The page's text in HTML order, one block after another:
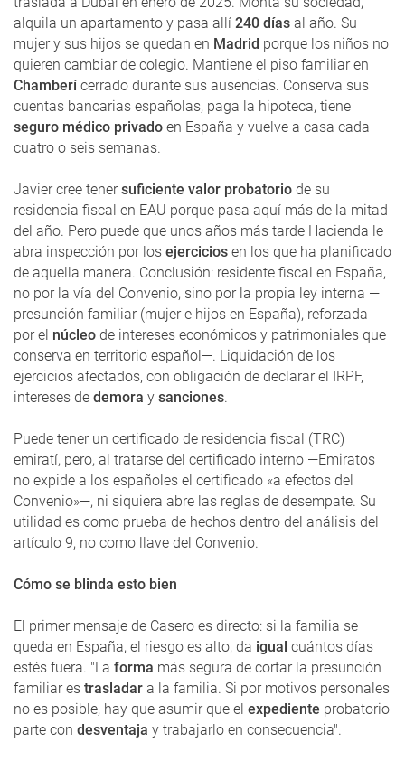
alquila un apartamento y pasa allí 240 días al año. Su
mujer y sus hijos se quedan en Madrid porque los niños no
quieren cambiar de colegio. Mantiene el piso familiar en
Chamberícerrado durante sus ausencias. Conserva sus
cuentas bancarias españolas, paga la hipoteca, tiene
seguro médico privado en España y vuelve a casa cada
cuatro o seis semanas.
Javier cree tenersuficiente valor probatorio de su
residencia fiscal en EAU porque pasa aquí más de la mitad
del año. Pero puede que unos años más tarde Hacienda le
abra inspección por los ejercicios en los que ha planificado
de aquella manera. Conclusión: residente fiscal en España,
no por la vía del Convenio, sino por la propia ley interna —
presunción familiar (mujer e hijos en España), reforzada
por el núcleo de intereses económicos y patrimoniales que
conserva en territorio español—. Liquidación de los
ejercicios afectados, con obligación de declarar el IRPF,
intereses de demora y sanciones.
Puede tener un certificado de residencia fiscal (TRC)
emiratí, pero, al tratarse del certificado interno —Emiratos
no expide a los españoles el certificado «a efectos del
Convenio»—, ni siquiera abre las reglas de desempate. Su
utilidad es como prueba de hechos dentro del análisis del
artículo 9, no como llave del Convenio.
Cómo se blinda esto bien
El primer mensaje de Casero es directo: si la familia se
queda en España, el riesgo es alto, da igual cuántos días
estés fuera. "La forma más segura de cortar la presunción
familiar es trasladar a la familia. Si por motivos personales
no es posible, hay que asumir que el expediente probatorio
parte con desventaja y trabajarlo en consecuencia".